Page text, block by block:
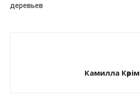
деревьев
Камилла Кәрім